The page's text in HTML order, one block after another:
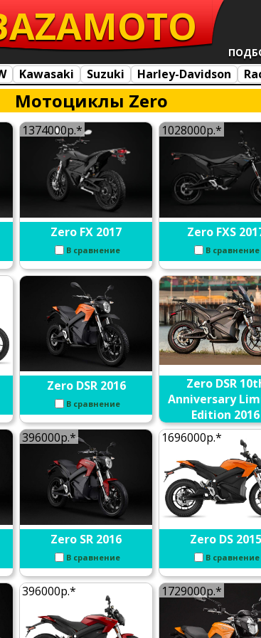
MOTO
Kawasaki Suzuki Harley-Davidson
Мотоциклы Zero
1374000р.*
Zero FX 2017
В сравнение
1028000р.*
Zero FXS
В сравнение
Zero DSR 2016
В сравнение
Zero DSR
Anniversary
Edition 2016
В сравнение
396000р.*
Zero SR 2016
В сравнение
1696000р.*
Zero DS 2015
В сравнение
396000р.* 1729000р.*